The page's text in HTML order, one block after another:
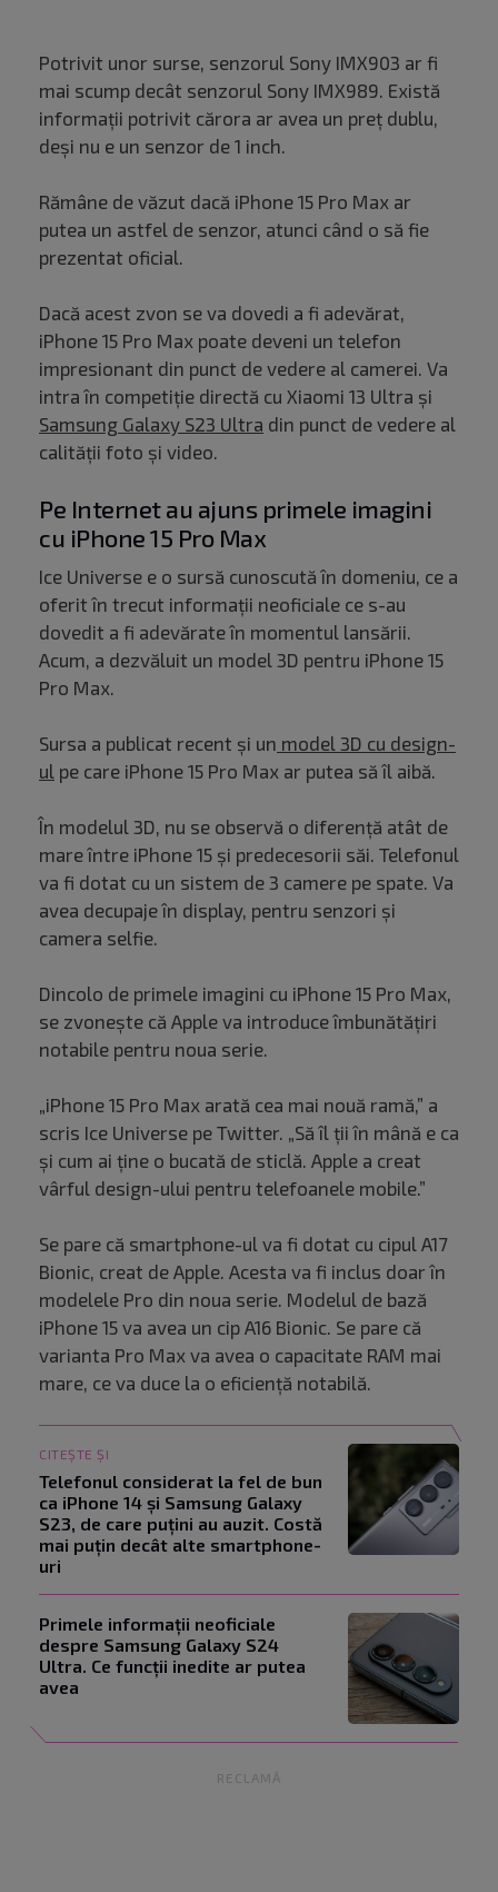
Potrivit unor surse, senzorul Sony IMX903 ar fi
mai scump decât senzorul Sony IMX989. Există
informații potrivit cărora ar avea un preț dublu,
deși nu e un senzor de 1 inch.
Rămâne de văzut dacă iPhone 15 Pro Max ar
putea un astfel de senzor, atunci când o să fie
prezentat oficial.
Dacă acest zvon se va dovedi a fi adevărat,
iPhone 15 Pro Max poate deveni un telefon
impresionant din punct de vedere al camerei. Va
intra în competiție directă cu Xiaomi 13 Ultra și
Samsung Galaxy S23 Ultra din punct de vedere al
calității foto și video.
Pe Internet au ajuns primele imagini
cu iPhone 15 Pro Max
Ice Universe e o sursă cunoscută în domeniu, ce a
oferit în trecut informații neoficiale ce s-au
dovedit a fi adevărate în momentul lansării.
Acum, a dezvăluit un model 3D pentru iPhone 15
Pro Max.
Sursa a publicat recent și un model 3D cu design-
ul pe care iPhone 15 Pro Max ar putea să îl aibă.
În modelul 3D, nu se observă o diferență atât de
mare între iPhone 15 și predecesorii săi. Telefonul
va fi dotat cu un sistem de 3 camere pe spate. Va
avea decupaje în display, pentru senzori și
camera selfie.
Dincolo de primele imagini cu iPhone 15 Pro Max,
se zvonește că Apple va introduce îmbunătățiri
notabile pentru noua serie.
„iPhone 15 Pro Max arată cea mai nouă ramă,” a
scris Ice Universe pe Twitter. „Să îl ții în mână e ca
și cum ai ține o bucată de sticlă. Apple a creat
vârful design-ului pentru telefoanele mobile.”
Se pare că smartphone-ul va fi dotat cu cipul A17
Bionic, creat de Apple. Acesta va fi inclus doar în
modelele Pro din noua serie. Modelul de bază
iPhone 15 va avea un cip A16 Bionic. Se pare că
varianta Pro Max va avea o capacitate RAM mai
mare, ce va duce la o eficiență notabilă.
CITEȘTE ȘI
Telefonul considerat la fel de bun
ca iPhone 14 și Samsung Galaxy
S23, de care puțini au auzit. Costă
mai puțin decât alte smartphone-
uri
Primele informații neoficiale
despre Samsung Galaxy S24
Ultra. Ce funcții inedite ar putea
avea
RECLAMĂ